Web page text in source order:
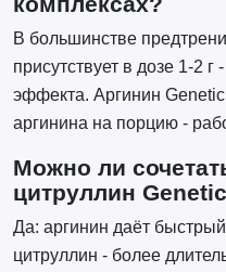
В большинстве
присутствует в дозе 1-2 г
эффекта. Аргинин
аргинина на порцию -
Можно ли
цитруллин
Да: аргинин даёт
цитруллин - более